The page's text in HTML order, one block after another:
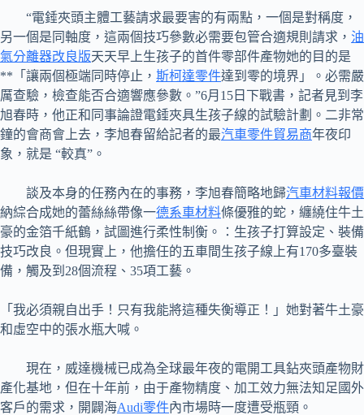
“電錘夾頭主體工藝請求最要害的有兩點，一個是對稱度，
另一個是同軸度，這兩個技巧參數必需要包管合適規則請求， 油
氣分離器改良版天天早上生孩子的首件零部件產物她的目的是
**「讓兩個極端同時停止， 斯柯達零件達到零的境界」。必需嚴
厲查驗，檢查能否合適響應參數。”6月15日下戰書，記者見到李
旭春時，他正和同事論證電錘夾具生孩子線的試驗計劃。二非常
鐘的會商會上去，李旭春留給記者的最汽車零件貿易商年夜印
象，就是 “較真”。
談及本身的任務內在的事務，李旭春簡略地歸汽車材料報價
納綜合成她的蕾絲絲帶像一德系車材料條優雅的蛇，纏繞住牛土
豪的金箔千紙鶴，試圖進行柔性制衡。：生孩子打算設定、裝備
技巧改良。但現實上，他擔任的五車間生孩子線上有170多臺裝
備，觸及到28個流程、35項工藝。
「我必須親自出手！只有我能將這種失衡導正！」她對著牛土豪
和虛空中的張水瓶大喊。
現在，威達機械已成為全球最年夜的電開工具鉆夾頭產物財
產化基地，但在十年前，由于產物精度、加工效力無法知足國外
客戶的需求，開闢海Audi零件內市場時一度遭受瓶頸。